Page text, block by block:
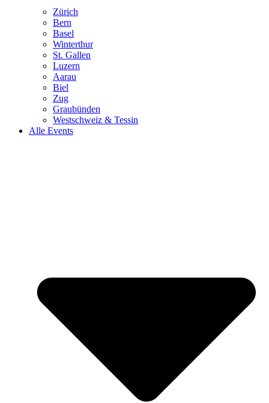
Zürich
Bern
Basel
Winterthur
St. Gallen
Luzern
Aarau
Biel
Zug
Graubünden
Westschweiz & Tessin
Alle Events